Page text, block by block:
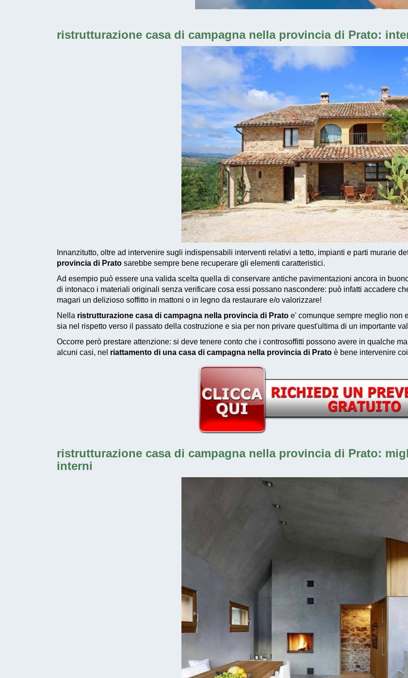
ristrutturazione casa di campagna nella provincia di Prato:
Innanzitutto, oltre ad intervenire sugli indispensabili interventi relativi a tetto, impianti e parti murarie
provincia di Prato sarebbe sempre bene recuperare gli elementi caratteristici.
Ad esempio può essere una valida scelta quella di conservare antiche pavimentazioni ancora in
di intonaco i materiali originali senza verificare cosa essi possano nascondere: può infatti accadere
magari un delizioso soffitto in mattoni o in legno da restaurare e/o valorizzare!
Nella ristrutturazione casa di campagna nella provincia di Prato e' comunque sempre meglio non
sia nel rispetto verso il passato della costruzione e sia per non privare quest'ultima di un importante
Occorre però prestare attenzione: si deve tenere conto che i controsoffitti possono avere in qualche
alcuni casi, nel riattamento di una casa di campagna nella provincia di Prato è bene intervenire
ristrutturazione casa di campagna nella provincia di Prato:
interni